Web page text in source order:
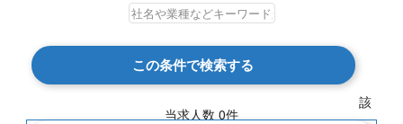
この条件で検索する
該
当求人数 0件